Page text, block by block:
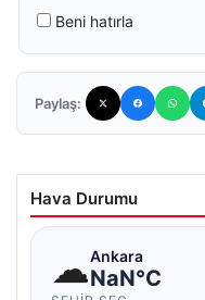
Beni hatırla
Paylaş:
Hava Durumu
☁Ankara
NaN°C